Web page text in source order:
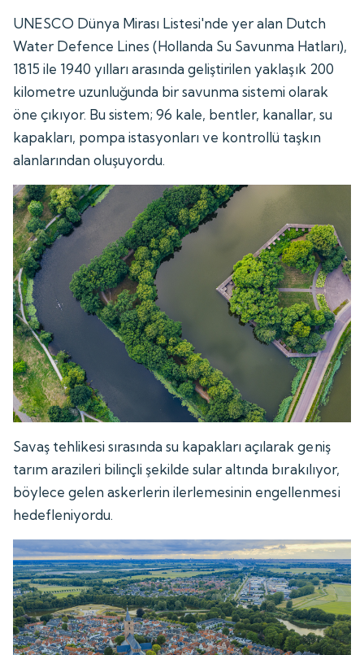
UNESCO Dünya Mirası Listesi'nde yer alan Dutch
Water Defence Lines (Hollanda Su Savunma Hatları),
1815 ile 1940 yılları arasında geliştirilen yaklaşık 200
kilometre uzunluğunda bir savunma sistemi olarak
öne çıkıyor. Bu sistem; 96 kale, bentler, kanallar, su
kapakları, pompa istasyonları ve kontrollü taşkın
alanlarından oluşuyordu.
Savaş tehlikesi sırasında su kapakları açılarak geniş
tarım arazileri bilinçli şekilde sular altında bırakılıyor,
böylece gelen askerlerin ilerlemesinin engellenmesi
hedefleniyordu.